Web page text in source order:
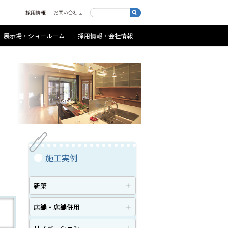
展示場・ショールーム 採用情報・会社情報
施工実例
新築
店舗・店舗併用